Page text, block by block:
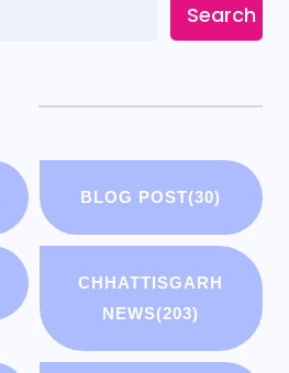
Search
BLOG POST(30)
CHHATTISGARH
NEWS(203)